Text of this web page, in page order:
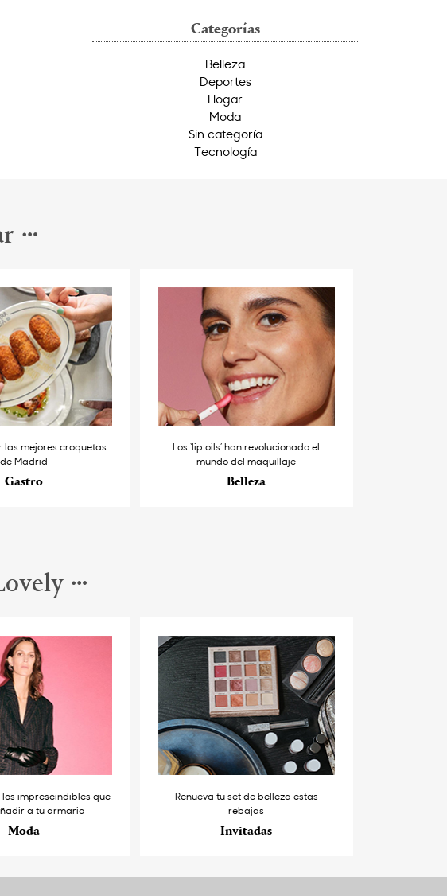
Categorías
Belleza
Deportes
Hogar
Moda
Sin categoría
Tecnología
las mejores croquetas
de Madrid
Gastro
Los ‘lip oils’ han revolucionado el
mundo del maquillaje
Belleza
los imprescindibles que
a tu armario
Moda
Renueva tu set de belleza estas
rebajas
Invitadas